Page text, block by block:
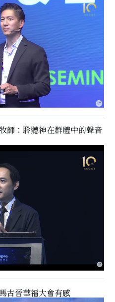
師：聆聽神在群體中的聲音
古晉華福大會有感